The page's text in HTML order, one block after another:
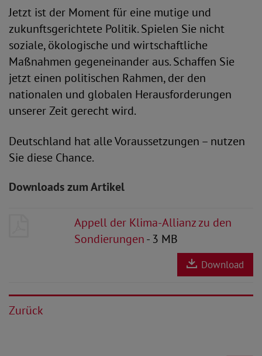
Jetzt ist der Moment für eine mutige und
zukunftsgerichtete Politik. Spielen Sie nicht
soziale, ökologische und wirtschaftliche
Maßnahmen gegeneinander aus. Schaffen Sie
jetzt einen politischen Rahmen, der den
nationalen und globalen Herausforderungen
unserer Zeit gerecht wird.
Deutschland hat alle Voraussetzungen – nutzen
Sie diese Chance.
Downloads zum Artikel
Appell der Klima-Allianz zu den
Sondierungen- 3 MB
Download
Zurück